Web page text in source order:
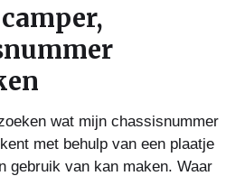
wat mijn chassisnummer
met behulp van een plaatje
gebruik van kan maken. Waar